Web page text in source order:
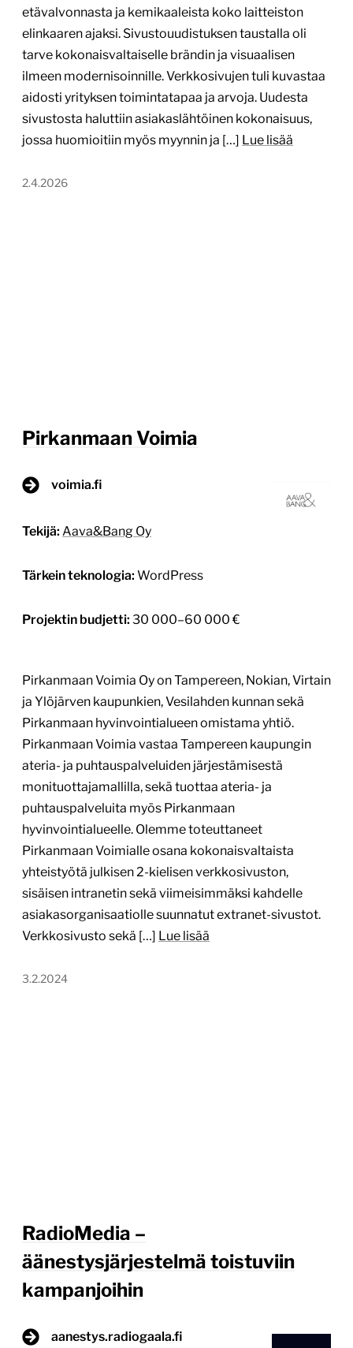
etävalvonnasta ja kemikaaleista koko laitteiston
elinkaaren ajaksi. Sivustouudistuksen taustalla oli
tarve kokonaisvaltaiselle brändin ja visuaalisen
ilmeen modernisoinnille. Verkkosivujen tuli kuvastaa
aidosti yrityksen toimintatapaa ja arvoja. Uudesta
sivustosta haluttiin asiakaslähtöinen kokonaisuus,
jossa huomioitiin myös myynnin ja […] Lue lisää
2.4.2026
Pirkanmaan Voimia
voimia.fi
Tekijä: Aava&Bang Oy
Tärkein teknologia: WordPress
Projektin budjetti: 30 000–60 000 €
Pirkanmaan Voimia Oy on Tampereen, Nokian, Virtain
ja Ylöjärven kaupunkien, Vesilahden kunnan sekä
Pirkanmaan hyvinvointialueen omistama yhtiö.
Pirkanmaan Voimia vastaa Tampereen kaupungin
ateria- ja puhtauspalveluiden järjestämisestä
monituottajamallilla, sekä tuottaa ateria- ja
puhtauspalveluita myös Pirkanmaan
hyvinvointialueelle. Olemme toteuttaneet
Pirkanmaan Voimialle osana kokonaisvaltaista
yhteistyötä julkisen 2-kielisen verkkosivuston,
sisäisen intranetin sekä viimeisimmäksi kahdelle
asiakasorganisaatiolle suunnatut extranet-sivustot.
Verkkosivusto sekä […] Lue lisää
3.2.2024
RadioMedia –
äänestysjärjestelmä toistuviin
kampanjoihin
aanestys.radiogaala.fi